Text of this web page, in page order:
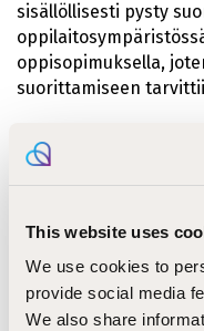
This website uses
We use cookies to
provide social media
We also share
sisällöllisesti pysty
oppisopimuksella,
suorittamiseen
nimetty
työtä tekemällä ja
ja jokaiseen
osaaminen arvioitiin